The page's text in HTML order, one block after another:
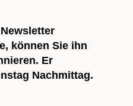
können Sie ihn
Er
Nachmittag.